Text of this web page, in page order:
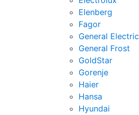
Elenberg
Fagor
General Electric
General Frost
GoldStar
Gorenje
Haier
Hansa
Hyundai